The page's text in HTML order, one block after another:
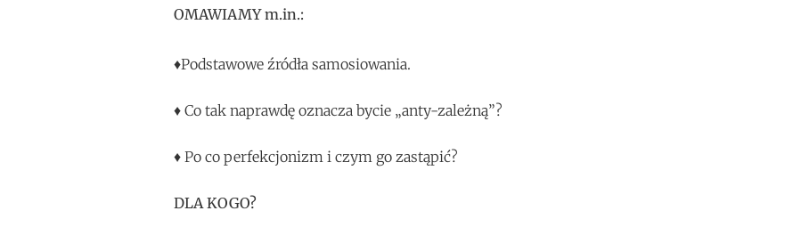
OMAWIAMY m.in.:
♦Podstawowe źródła samosiowania.
♦ Co tak naprawdę oznacza bycie „anty-zależną”?
♦ Po co perfekcjonizm i czym go zastąpić?
DLA KOGO?